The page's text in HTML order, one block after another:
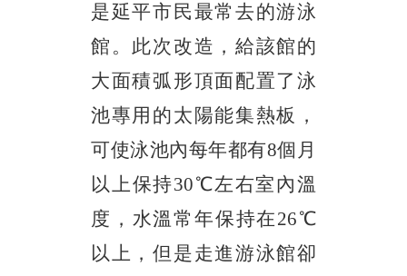
是延平市民最常去的游泳
館。此次改造，給該館的
大面積弧形頂面配置了泳
池專用的太陽能集熱板，
可使泳池內每年都有8個月
以上保持30℃左右室內溫
度，水溫常年保持在26℃
以上，但是走進游泳館卻